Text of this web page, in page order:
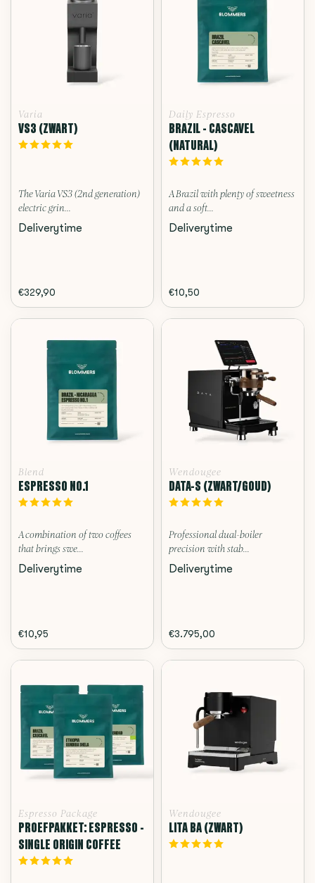
Varia
VS3 (ZWART)
The Varia VS3 (2nd generation)
electric grin...
Deliverytime
€329,90
Daily Espresso
BRAZIL - CASCAVEL
(NATURAL)
A Brazil with plenty of sweetness
and a soft...
Deliverytime
€10,50
Blend
ESPRESSO NO.1
A combination of two coffees
that brings swe...
Deliverytime
€10,95
Wendougee
DATA-S (ZWART/GOUD)
Professional dual-boiler
precision with stab...
Deliverytime
€3.795,00
Espresso Package
PROEFPAKKET: ESPRESSO -
SINGLE ORIGIN COFFEE
Wendougee
LITA BA (ZWART)